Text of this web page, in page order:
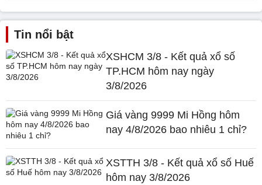
Tin nổi bật
XSHCM 3/8 - Kết quả xổ số
TP.HCM hôm nay ngày
3/8/2026
Giá vàng 9999 Mi Hồng hôm
nay 4/8/2026 bao nhiêu 1 chỉ?
XSTTH 3/8 - Kết quả xổ số Huế
hôm nay 3/8/2026